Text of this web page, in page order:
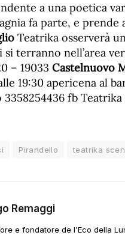
a una poetica
fa parte, e prende
Teatrika osserverà
terranno nell’area
– 19033 Castelnuovo
19:30 apericena al
3358254436 fb
Pirandello teatrika
Remaggi
e fondatore de l'Eco della